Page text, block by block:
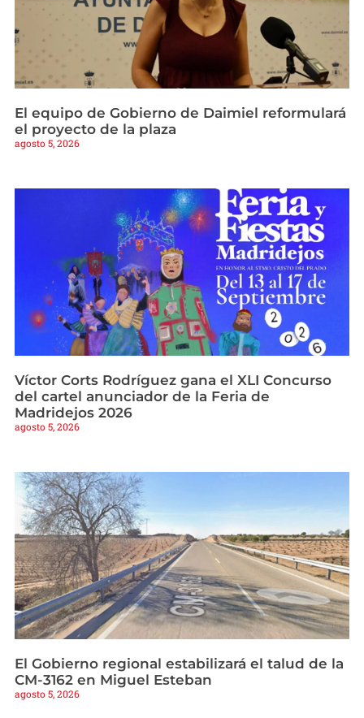
El equipo de Gobierno de Daimiel reformulará
el proyecto de la plaza
agosto 5, 2026
Víctor Corts Rodríguez gana el XLI Concurso
del cartel anunciador de la Feria de
Madridejos 2026
agosto 5, 2026
El Gobierno regional estabilizará el talud de la
CM-3162 en Miguel Esteban
agosto 5, 2026